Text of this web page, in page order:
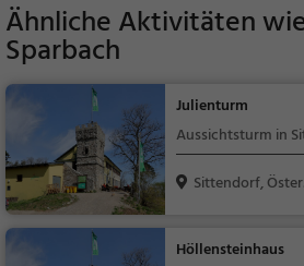
Ähnliche Aktivitäten
Sparbach
Julienturm
Aussichtsturm in
Sittendorf,
Höllensteinhaus